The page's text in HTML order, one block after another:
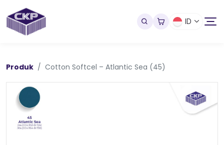
ID
Produk Cotton Softcel – Atlantic Sea (45)